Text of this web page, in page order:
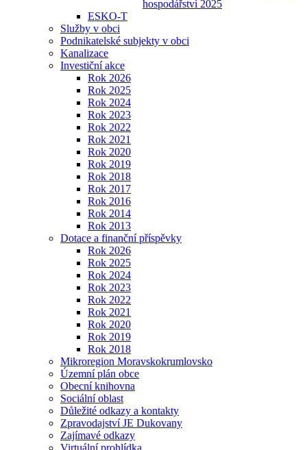
hospodářství 2025
ESKO-T
Služby v obci
Podnikatelské subjekty v obci
Kanalizace
Investiční akce
Rok 2026
Rok 2025
Rok 2024
Rok 2023
Rok 2022
Rok 2021
Rok 2020
Rok 2019
Rok 2018
Rok 2017
Rok 2016
Rok 2014
Rok 2013
Dotace a finanční příspěvky
Rok 2026
Rok 2025
Rok 2024
Rok 2023
Rok 2022
Rok 2021
Rok 2020
Rok 2019
Rok 2018
Mikroregion Moravskokrumlovsko
Územní plán obce
Obecní knihovna
Sociální oblast
Důležité odkazy a kontakty
Zpravodajství JE Dukovany
Zajímavé odkazy
Virtuální prohlídka